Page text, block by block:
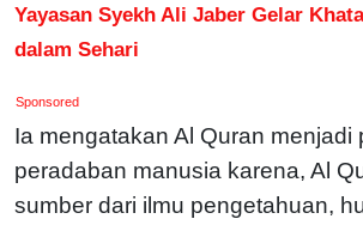
Yayasan Syekh Ali Jaber Gelar
dalam Sehari
Sponsored
Ia mengatakan Al Quran menjadi
peradaban manusia karena, Al
sumber dari ilmu pengetahuan,